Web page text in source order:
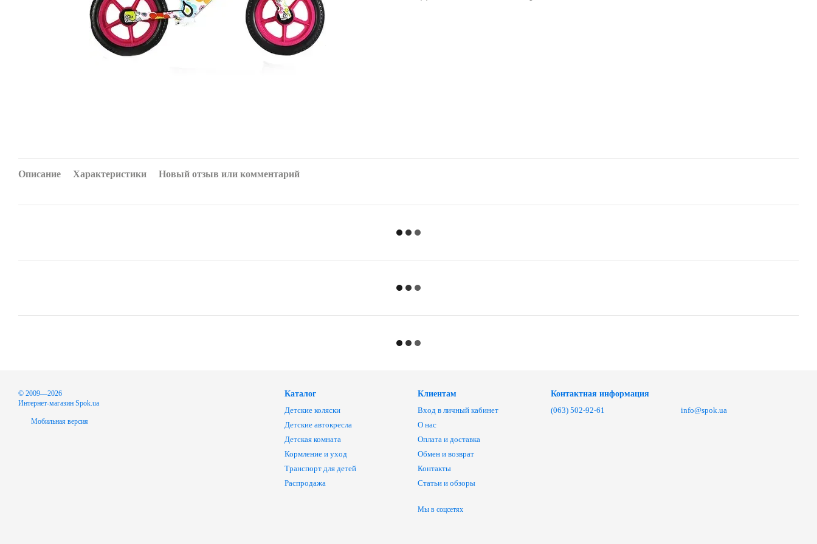
Описание Характеристики Новый отзыв или комментарий
© 2009—2026
Интернет-магазин Spok.ua
Мобильная версия
Каталог
Детские коляски
Детские автокресла
Детская комната
Кормление и уход
Транспорт для детей
Распродажа
Клиентам
Вход в личный кабинет
О нас
Оплата и доставка
Обмен и возврат
Контакты
Статьи и обзоры
Мы в соцсетях
Контактная информация
(063) 502-92-61
info@spok.ua